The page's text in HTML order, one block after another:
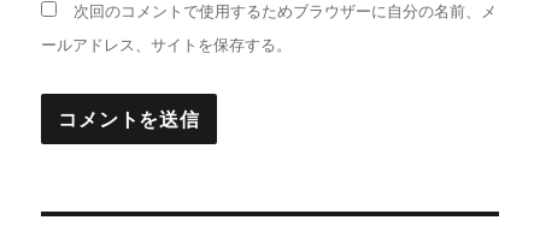
次回のコメントで使用するためブラウザーに自分の名前、メ
ールアドレス、サイトを保存する。